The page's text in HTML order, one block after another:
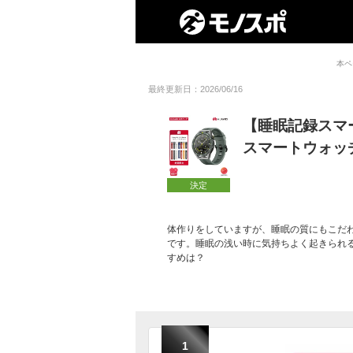
本
最終更新日：2026/06/16
決定
【睡眠記録ス
スマートウォ
体作りをしていますが、睡眠の質にもこだ
です。睡眠の浅い時に気持ちよく起きられ
すめは？
1